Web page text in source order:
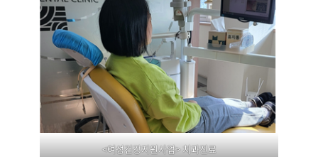
<여성건강지원사업> 치과진료